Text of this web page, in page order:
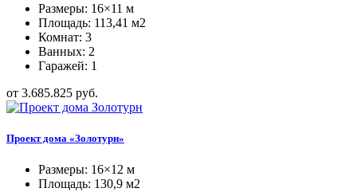
Размеры: 16×11 м
Площадь: 113,41 м2
Комнат: 3
Ванных: 2
Гаражей: 1
от 3.685.825 руб.
Проект дома «Золотурн»
Размеры: 16×12 м
Площадь: 130,9 м2